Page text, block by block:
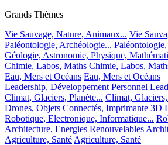
Grands Thèmes
Vie Sauvage, Nature, Animaux... Vie
Paléontologie, Archéologie...
Géologie, Astronomie, Physique,
Chimie, Labos, Maths Chimie, Labos,
Eau, Mers et Océans Eau, Mers et Océans
Leadership, Développement Personnel
Climat, Glaciers, Planète... Climat,
Drones, Objets Connectés, Imprimante 3D
Robotique, Electronique, Informatique...
Architecture, Energies Renouvelables
Agriculture, Santé Agriculture, Santé